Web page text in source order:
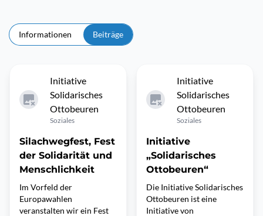
Informationen Beiträge
Initiative
Solidarisches
Ottobeuren
Soziales
Silachwegfest, Fest
der Solidarität und
Menschlichkeit
Im Vorfeld der
Europawahlen
veranstalten wir ein Fest
Initiative
Solidarisches
Ottobeuren
Soziales
Initiative
„Solidarisches
Ottobeuren“
Die Initiative Solidarisches
Ottobeuren ist eine
Initiative von